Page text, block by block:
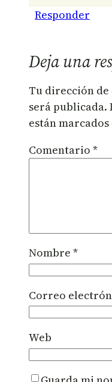
Responder
Deja una
Tu dirección
será publicada.
están marcados
Comentario *
Nombre *
Correo
Web